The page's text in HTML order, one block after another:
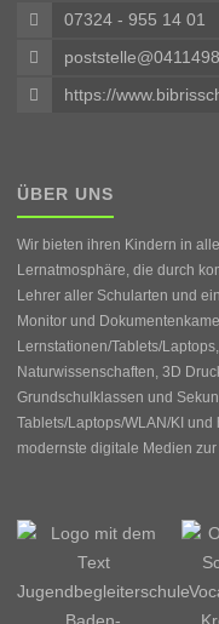
07324 - 955 14 01
https://
ÜBER UNS
Wir bieten ihren Kindern in
Lernatmosphäre, die durch
Lehrer aller Schularten und
Monitor und
Lernstationen/Tablets/
Naturwissenschaften, 3D
Grundschulklassen und
Tablets/Laptops/WLAN/KI und
modernste digitale Medien